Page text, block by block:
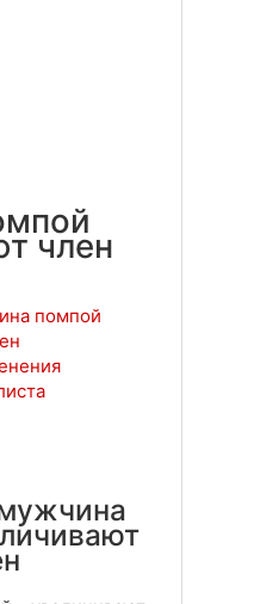
член
помпой